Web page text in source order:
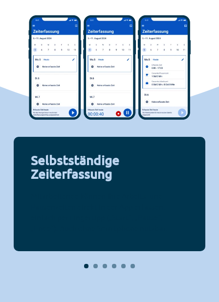
Selbstständige
Zeiterfassung